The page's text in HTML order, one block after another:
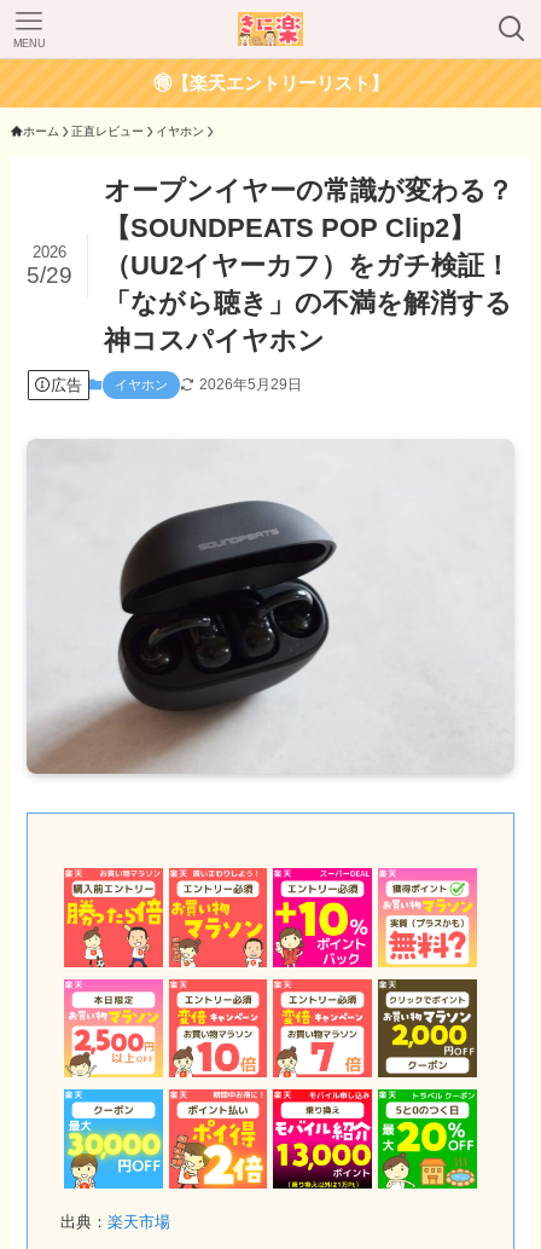
MENU
🉐【楽天エントリーリスト】
ホーム 正直レビュー イヤホン
オープンイヤーの常識が変わる？
【SOUNDPEATS POP Clip2】
（UU2イヤーカフ）をガチ検証！
「ながら聴き」の不満を解消する
神コスパイヤホン
2026
5/29
広告 イヤホン 2026年5月29日
出典：楽天市場